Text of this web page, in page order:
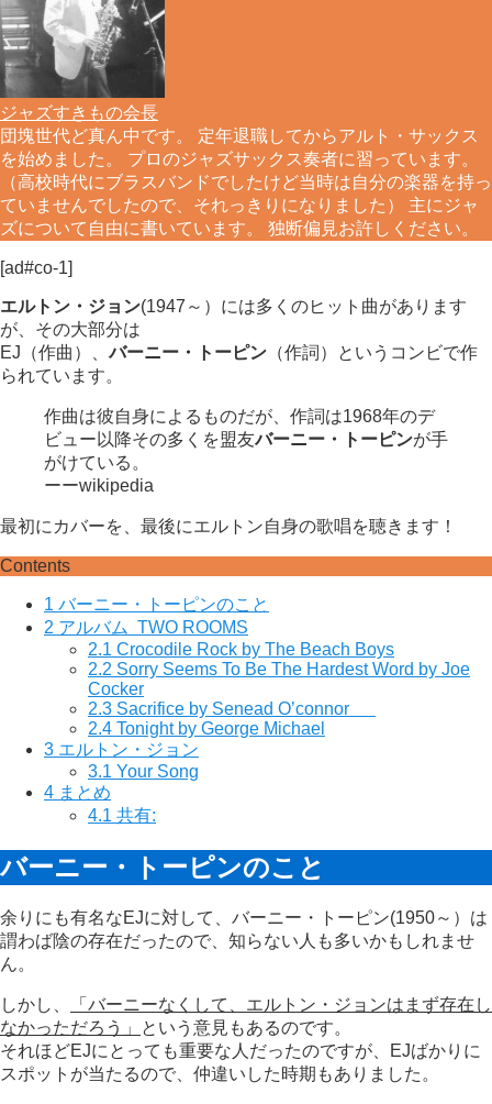
ジャズすきもの会長
団塊世代ど真ん中です。 定年退職してからアルト・サックス
を始めました。 プロのジャズサックス奏者に習っています。
（高校時代にブラスバンドでしたけど当時は自分の楽器を持っ
ていませんでしたので、それっきりになりました） 主にジャ
ズについて自由に書いています。 独断偏見お許しください。
[ad#co-1]
エルトン・ジョン(1947～）には多くのヒット曲があります
が、その大部分は
EJ（作曲）、バーニー・トーピン （作詞）というコンビで作
られています。
作曲は彼自身によるものだが、作詞は1968年のデ
ビュー以降その多くを盟友バーニー・トーピンが手
がけている。
ーーwikipedia
最初にカバーを、最後にエルトン自身の歌唱を聴きます！
Contents
1 バーニー・トーピンのこと
2 アルバム TWO ROOMS
2.1 Crocodile Rock by The Beach Boys
2.2 Sorry Seems To Be The Hardest Word by Joe
Cocker
2.3 Sacrifice by Senead O’connor
2.4 Tonight by George Michael
3 エルトン・ジョン
3.1 Your Song
4 まとめ
4.1 共有:
バーニー・トーピンのこと
余りにも有名なEJに対して、バーニー・トーピン(1950～）は
謂わば陰の存在だったので、知らない人も多いかもしれませ
ん。
しかし、
「バーニーなくして、エルトン・ジョンはまず存在し
なかっただろう」
という意見もあるのです。
それほどEJにとっても重要な人だったのですが、EJばかりに
スポットが当たるので、仲違いした時期もありました。